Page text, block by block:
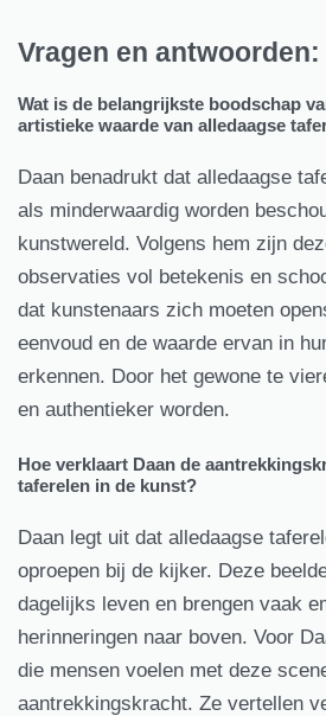
Vragen en antwoorden:
Wat is de belangrijkste boodschap
artistieke waarde van alledaagse
Daan benadrukt dat alledaagse
als minderwaardig worden
kunstwereld. Volgens hem zijn
observaties vol betekenis en
dat kunstenaars zich moeten
eenvoud en de waarde ervan in
erkennen. Door het gewone te
en authentieker worden.
Hoe verklaart Daan de
taferelen in de kunst?
Daan legt uit dat alledaagse
oproepen bij de kijker. Deze
dagelijks leven en brengen vaak
herinneringen naar boven. Voor
die mensen voelen met deze
aantrekkingskracht. Ze vertellen